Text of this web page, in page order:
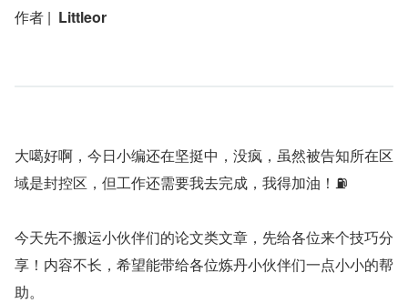
作者 | Littleor
大噶好啊，今日小编还在坚挺中，没疯，虽然被告知所在区
域是封控区，但工作还需要我去完成，我得加油！⛽️
今天先不搬运小伙伴们的论文类文章，先给各位来个技巧分
享！内容不长，希望能带给各位炼丹小伙伴们一点小小的帮
助。